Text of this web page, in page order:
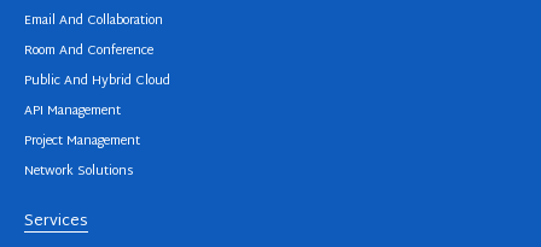
Email And Collaboration
Room And Conference
Public And Hybrid Cloud
API Management
Project Management
Network Solutions
Services